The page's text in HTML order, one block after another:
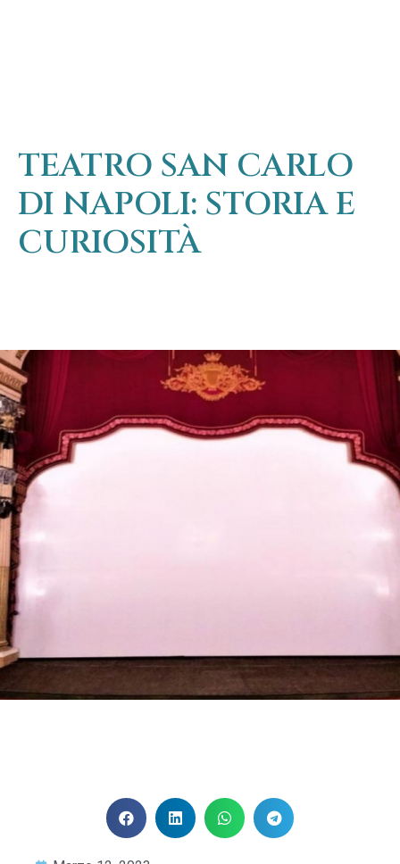
TEATRO SAN CARLO
DI NAPOLI: STORIA E
CURIOSITÀ